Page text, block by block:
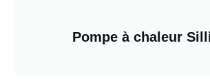
Pompe à chaleur